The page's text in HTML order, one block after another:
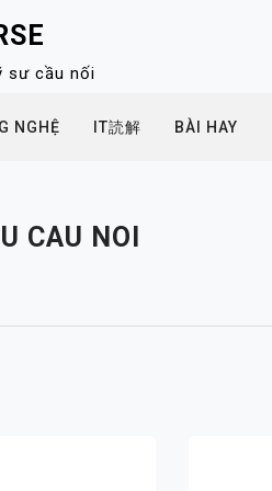
sư cầu nối
NGHỆ IT読解 BÀI HAY
CAU NOI